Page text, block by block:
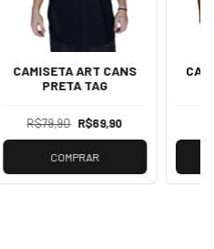
CAMISETA ART CANS
PRETA TAG
R$79,90 R$69,90
COMPRAR